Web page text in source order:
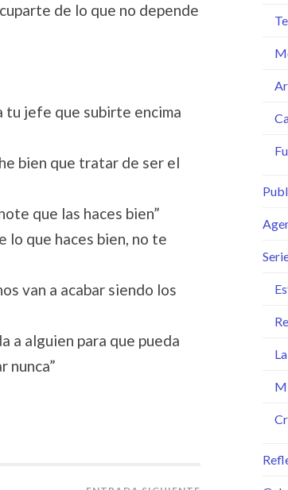
de lo que no depende
tu jefe que subirte encima
bien que tratar de ser el
que las haces bien”
lo que haces bien, no te
van a acabar siendo los
a alguien para que pueda
nunca”